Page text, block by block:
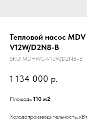
Тепловой насос
V12W/D2N8-B
SKU: MDHWC-V12W/D2N8-B
1 134 000 р.
Площадь 110 м2
Холодопроизводительность, кВт